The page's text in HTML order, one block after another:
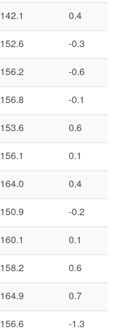
142.1 0.4
152.6 -0.3
156.2 -0.6
156.8 -0.1
153.6 0.6
156.1 0.1
164.0 0.4
150.9 -0.2
160.1 0.1
158.2 0.6
164.9 0.7
156.6 -1.3